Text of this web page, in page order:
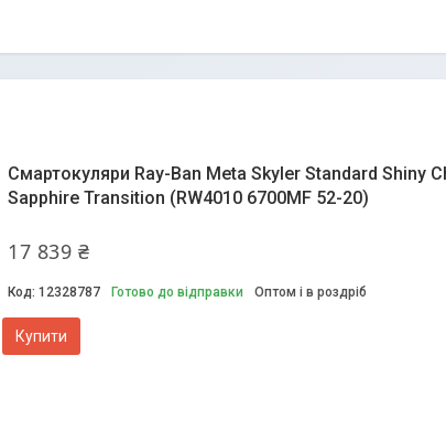
Смартокуляри Ray-Ban Meta Skyler Standard Shiny
Sapphire Transition (RW4010 6700MF 52-20)
17 839 ₴
12328787 Готово до відправки Оптом і в роздріб
Купити